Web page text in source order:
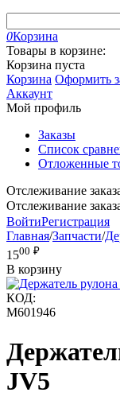
0Корзина
Товары в корзине:
Корзина пуста
Корзина Оформить
Аккаунт
Мой профиль
Заказы
Список
Отложенные
Отслеживание
Отслеживание
ВойтиРегистрация
Главная/Запчасти/
1500 ₽
В корзину
КОД:
M601946
JV5